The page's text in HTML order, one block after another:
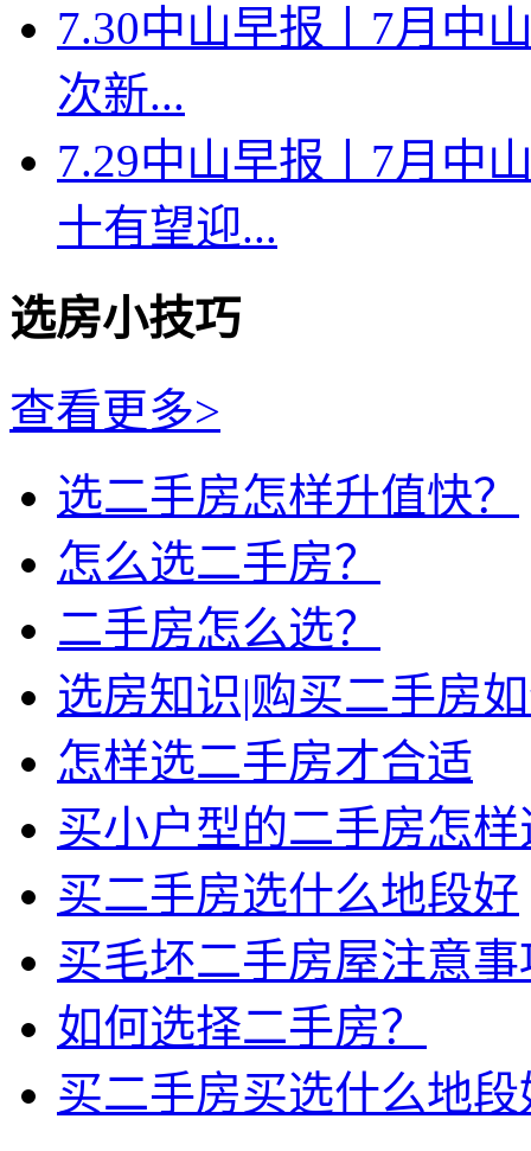
7.30中山早报丨7月中
次新...
7.29中山早报丨7月中
十有望迎...
选房小技巧
查看更多>
选二手房怎样升值快？
怎么选二手房？
二手房怎么选？
选房知识|购买二手房
怎样选二手房才合适
买小户型的二手房怎样
买二手房选什么地段好
买毛坯二手房屋注意事
如何选择二手房？
买二手房买选什么地段